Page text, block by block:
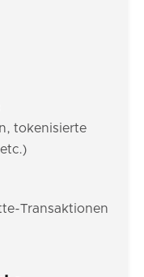
tokenisierte
Transaktionen